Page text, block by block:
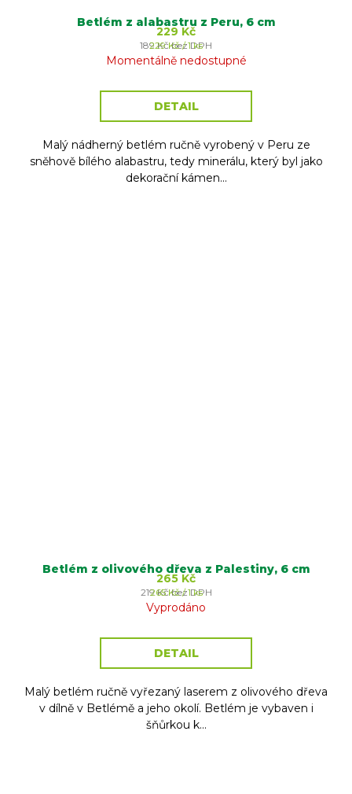
Betlém z alabastru z Peru, 6 cm
Momentálně nedostupné
189 Kč bez DPH
229 Kč
Měrná
cena:
229 Kč / 1 ks
DETAIL
Malý nádherný betlém ručně vyrobený v Peru ze
sněhově bílého alabastru, tedy minerálu, který byl jako
dekorační kámen...
Betlém z olivového dřeva z Palestiny, 6 cm
Vyprodáno
219 Kč bez DPH
265 Kč
Měrná
cena:
265 Kč / 1 ks
DETAIL
Malý betlém ručně vyřezaný laserem z olivového dřeva
v dílně v Betlémě a jeho okolí. Betlém je vybaven i
šňůrkou k...